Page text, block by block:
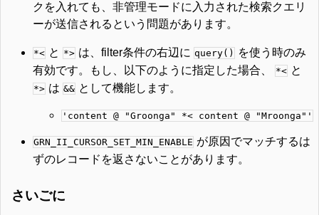
クを入れても、非管理モードに入力された検索クエリ
ーが送信されるという問題があります。
*< と *> は、filter条件の右辺に query()
を使う時のみ
有効です。もし、以下のように指定した場合、
*< と
*> は && として機能します。
'content @ "Groonga" *< content @ "Mroonga"'
GRN_II_CURSOR_SET_MIN_ENABLE が原因でマッチするは
ずのレコードを返さないことがあります。
さいごに